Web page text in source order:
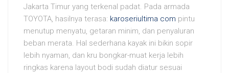
Jakarta Timur yang terkenal padat. Pada armada
TOYOTA, hasilnya terasa: karoseriultima com pintu
menutup menyatu, getaran minim, dan penyaluran
beban merata. Hal sederhana kayak ini bikin sopir
lebih nyaman, dan kru bongkar-muat kerja lebih
ringkas karena layout bodi sudah diatur sesuai